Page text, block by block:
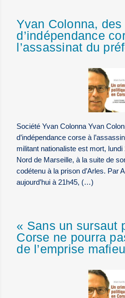
Yvan Colonna, des
d’indépendance
l’assassinat du
Société Yvan Colonna Yvan
d’indépendance corse à
militant nationaliste est mort, lundi
Nord de Marseille, à la suite de
codétenu à la prison d’Arles. Par
aujourd’hui à 21h45, (…)
« Sans un sursaut
Corse ne pourra
de l’emprise